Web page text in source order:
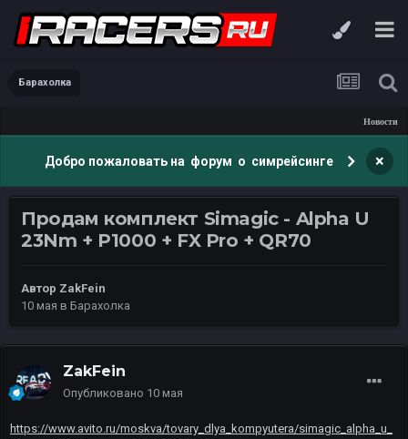
Барахолка
Новости
Добро пожаловать на форум о симрейсинге ×
Продам комплект Simagic - Alpha U
23Nm + P1000 + FX Pro + QR70
Автор ZakFein
10 мая в Барахолка
ZakFein
Опубликовано 10 мая
https://www.avito.ru/moskva/tovary_dlya_kompyutera/simagic_alpha_u_